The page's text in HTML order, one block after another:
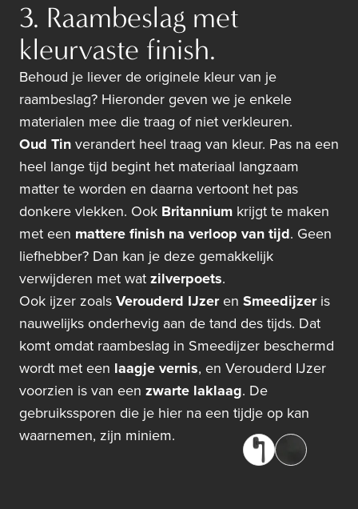
3. Raambeslag met
kleurvaste finish.
Behoud je liever de originele kleur van je
raambeslag? Hieronder geven we je enkele
materialen mee die traag of niet verkleuren.
Oud Tinverandert heel traag van kleur. Pas na een
heel lange tijd begint het materiaal langzaam
matter te worden en daarna vertoont het pas
donkere vlekken. Ook Britannium krijgt te maken
met een mattere finish na verloop van tijd. Geen
liefhebber? Dan kan je deze gemakkelijk
verwijderen met watzilverpoets.
Ook ijzer zoalsVerouderd IJzeren Smeedijzeris
nauwelijks onderhevig aan de tand des tijds. Dat
komt omdat raambeslag in Smeedijzer beschermd
wordt met een laagje vernis, en Verouderd IJzer
voorzien is van een zwarte laklaag. De
gebruikssporen die je hier na een tijdje op kan
waarnemen, zijn miniem.